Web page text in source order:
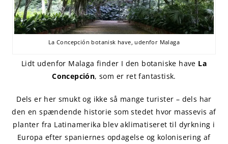
La Concepción botanisk have, udenfor Malaga
Lidt udenfor Malaga finder I den botaniske have La
Concepción, som er ret fantastisk.
Dels er her smukt og ikke så mange turister – dels har
den en spændende historie som stedet hvor massevis af
planter fra Latinamerika blev aklimatiseret til dyrkning i
Europa efter spaniernes opdagelse og kolonisering af